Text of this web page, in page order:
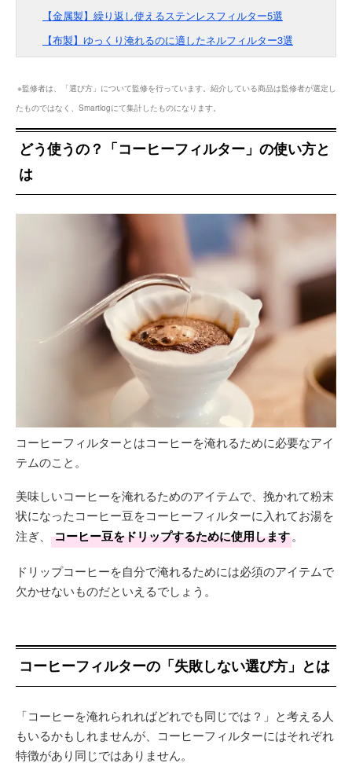
【金属製】繰り返し使えるステンレスフィルター5選
【布製】ゆっくり淹れるのに適したネルフィルター3選
※監修者は、「選び方」について監修を行っています。紹介している商品は監修者が選定し
たものではなく、Smartlogにて集計したものになります。
どう使うの？「コーヒーフィルター」の使い方と
は
コーヒーフィルターとはコーヒーを淹れるために必要なアイ
テムのこと。
美味しいコーヒーを淹れるためのアイテムで、挽かれて粉末
状になったコーヒー豆をコーヒーフィルターに入れてお湯を
注ぎ、
コーヒー豆をドリップするために使用します。
ドリップコーヒーを自分で淹れるためには必須のアイテムで
欠かせないものだといえるでしょう。
コーヒーフィルターの「失敗しない選び方」とは
「コーヒーを淹れられればどれでも同じでは？」と考える人
もいるかもしれませんが、コーヒーフィルターにはそれぞれ
特徴があり同じではありません。